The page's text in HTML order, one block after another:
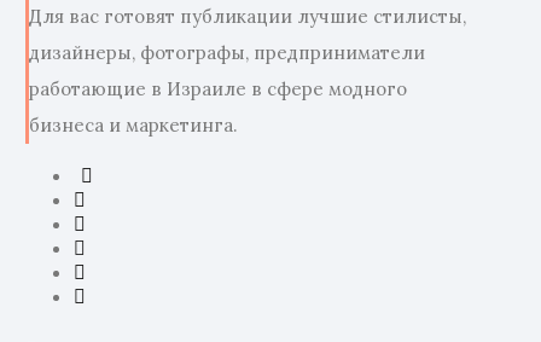
Для вас готовят публикации лучшие стилисты,
дизайнеры, фотографы, предприниматели
работающие в Израиле в сфере модного
бизнеса и маркетинга.